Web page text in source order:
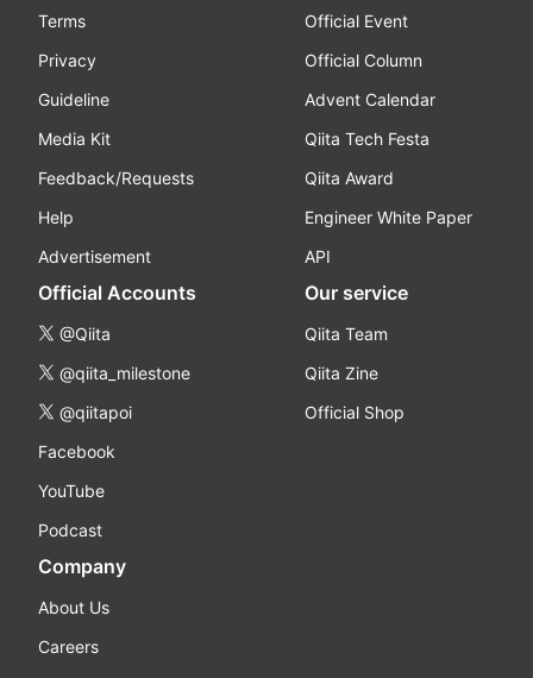
Terms
Privacy
Guideline
Media Kit
Feedback/Requests
Help
Advertisement
Official Event
Official Column
Advent Calendar
Qiita Tech Festa
Qiita Award
Engineer White Paper
API
Official Accounts
@Qiita
@qiita_milestone
@qiitapoi
Facebook
YouTube
Podcast
Our service
Qiita Team
Qiita Zine
Official Shop
Company
About Us
Careers